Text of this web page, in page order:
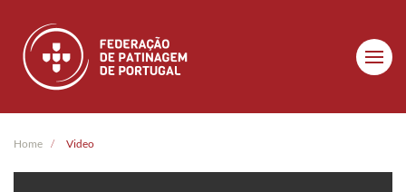
Skip to main content
Home Video